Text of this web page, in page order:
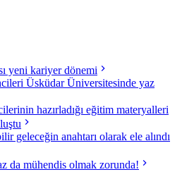
yeni kariyer dönemi
Üsküdar Üniversitesinde yaz
hazırladığı eğitim materyalleri
geleceğin anahtarı olarak ele alındı
da mühendis olmak zorunda!